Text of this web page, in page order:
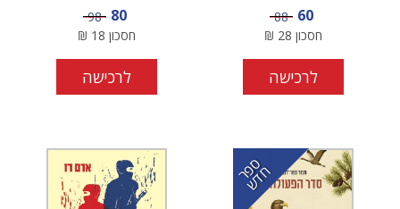
מחיר מבצע
60 מחיר
88
חסכון 28
₪
לרכישה
מחיר מבצע
80 מחיר
98
חסכון 18
₪
לרכישה
ס
פ
ר
ח
ד
ש